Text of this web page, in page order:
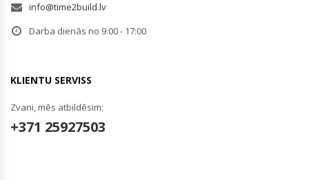
info@time2build.lv
Darba dienās no 9:00 - 17:00
KLIENTU SERVISS
Zvani, mēs atbildēsim:
+371 25927503